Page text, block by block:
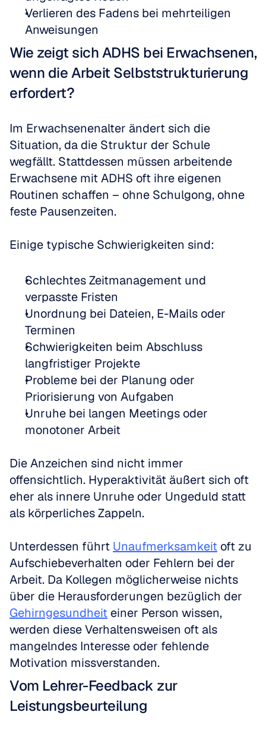
Verlieren des Fadens bei mehrteiligen
Anweisungen
Wie zeigt sich ADHS bei Erwachsenen,
wenn die Arbeit Selbststrukturierung
erfordert?
Im Erwachsenenalter ändert sich die
Situation, da die Struktur der Schule
wegfällt. Stattdessen müssen arbeitende
Erwachsene mit ADHS oft ihre eigenen
Routinen schaffen – ohne Schulgong, ohne
feste Pausenzeiten.
Einige typische Schwierigkeiten sind:
Schlechtes Zeitmanagement und
verpasste Fristen
Unordnung bei Dateien, E-Mails oder
Terminen
Schwierigkeiten beim Abschluss
langfristiger Projekte
Probleme bei der Planung oder
Priorisierung von Aufgaben
Unruhe bei langen Meetings oder
monotoner Arbeit
Die Anzeichen sind nicht immer
offensichtlich. Hyperaktivität äußert sich oft
eher als innere Unruhe oder Ungeduld statt
als körperliches Zappeln.
Unterdessen führt Unaufmerksamkeit oft zu
Aufschiebeverhalten oder Fehlern bei der
Arbeit. Da Kollegen möglicherweise nichts
Gehirngesundheit einer Person wissen,
werden diese Verhaltensweisen oft als
mangelndes Interesse oder fehlende
Motivation missverstanden.
Vom Lehrer-Feedback zur
Leistungsbeurteilung